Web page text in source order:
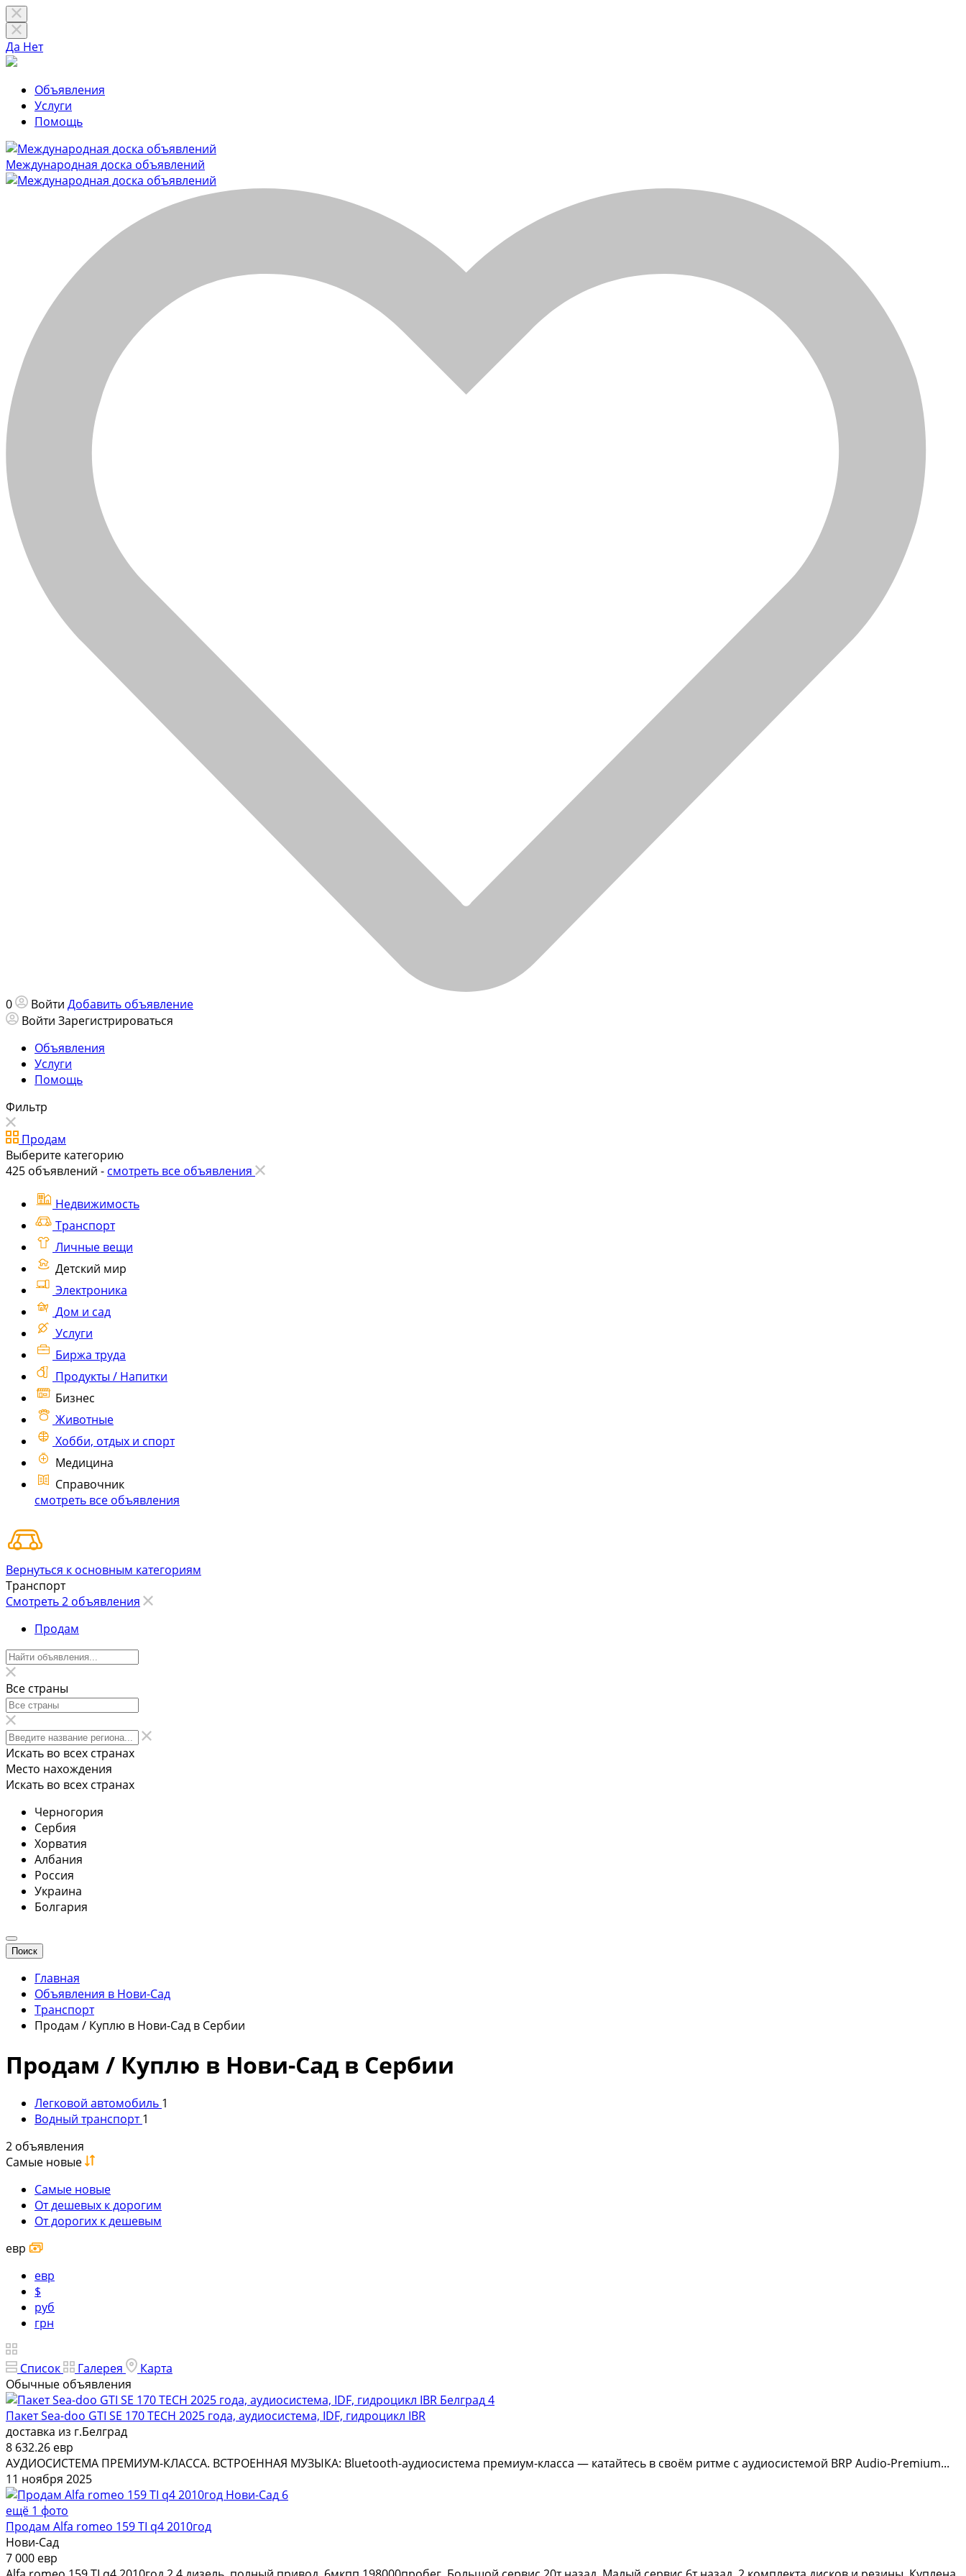
Да Нет
Объявления
Услуги
Помощь
Международная доска объявлений
0 Войти Добавить объявление
Войти Зарегистрироваться
Объявления
Услуги
Помощь
Фильтр
Продам
Выберите категорию
425 объявлений - смотреть все объявления
Недвижимость
Транспорт
Личные вещи
Детский мир
Электроника
Дом и сад
Услуги
Биржа труда
Продукты / Напитки
Бизнес
Животные
Хобби, отдых и спорт
Медицина
Справочник
смотреть все объявления
Вернуться к основным категориям
Транспорт
Смотреть 2 объявления
Продам
Все страны
Искать во всех странах
Место нахождения
Искать во всех странах
Черногория
Сербия
Хорватия
Албания
Россия
Украина
Болгария
Поиск
Главная
Объявления в Нови-Сад
Транспорт
Продам / Куплю в Нови-Сад в Сербии
Продам / Куплю в Нови-Сад в Сербии
Легковой автомобиль 1
Водный транспорт 1
2 объявления
Самые новые
Самые новые
От дешевых к дорогим
От дорогих к дешевым
евр
евр
$
руб
грн
Список Галерея
Карта
Обычные объявления
4
Пакет Sea-doo GTI SE 170 TECH 2025 года, аудиосистема, IDF, гидроцикл IBR
доставка из г.Белград
8 632.26 евр
АУДИОСИСТЕМА ПРЕМИУМ-КЛАССА. ВСТРОЕННАЯ МУЗЫКА: Bluetooth-аудиосистема премиум-класса — катайтесь в своём ритме с аудиосистемой BRP Audio-Premium...
11 ноября 2025
6
ещё 1 фото
Продам Alfa romeo 159 TI q4 2010год
Нови-Сад
7 000 евр